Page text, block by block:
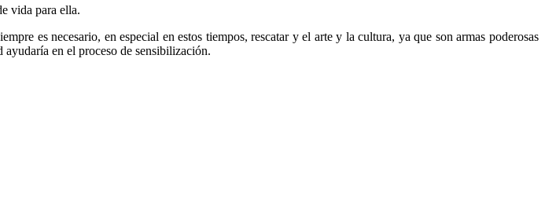
vida para ella.
es necesario, en especial en estos tiempos, rescatar y el arte y la cultura, ya que son armas poderosas
ayudaría en el proceso de sensibilización.